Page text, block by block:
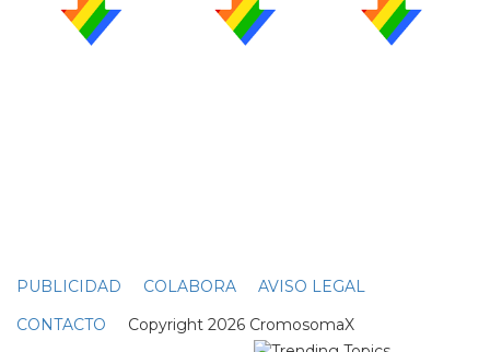
PUBLICIDAD COLABORA
AVISO LEGAL
CONTACTO Copyright 2026 CromosomaX